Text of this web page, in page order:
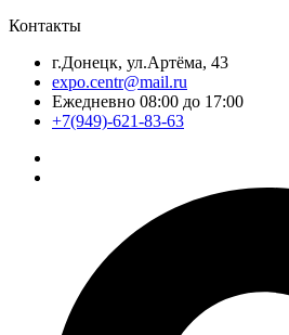
Контакты
г.Донецк, ул.Артёма, 43
expo.centr@mail.ru
Ежедневно 08:00 до 17:00
+7(949)-621-83-63